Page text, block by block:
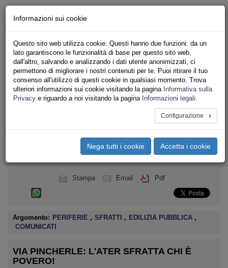
Iscriviti
Ricerca
Area Stampa
Privacy
ASSOCIAZIONI INQUILINI E ABITANTI
navigation
Toggle
Stampa Email Pdf
Argomento: PERIFERIE , SFRATTI , EDILIZIA PUBBLICA ,
COMUNICATI
VIA PINCHERLE: L'ATER SFRATTA CHI È
POVERO!
Informazioni sui cookie
Questo sito web utilizza cookie. Questi hanno due funzioni: da un
lato garantiscono le funzionalità di base per questo sito web,
dall'altro, salvando e analizzando i dati utente anonimizzati, ci
permettono di migliorare i nostri contenuti per te. Puoi ritirare il tuo
consenso all'utilizzo di questi cookie in qualsiasi momento. Trova
ulteriori informazioni sui cookie visitando la pagina Informativa sulla
Privacy e riguardo a noi visitando la pagina Informazioni legali.
Configurazione
Nega tutti i cookie Accetta i cookie